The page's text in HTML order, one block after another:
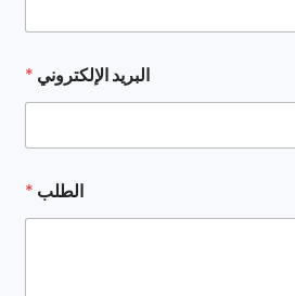
البريد الإلكتروني *
الطلب *